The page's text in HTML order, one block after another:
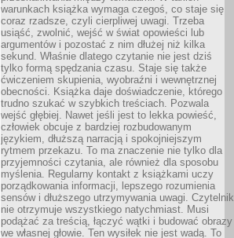
warunkach książka wymaga czegoś, co staje się
coraz rzadsze, czyli cierpliwej uwagi. Trzeba
usiąść, zwolnić, wejść w świat opowieści lub
argumentów i pozostać z nim dłużej niż kilka
sekund. Właśnie dlatego czytanie nie jest dziś
tylko formą spędzania czasu. Staje się także
ćwiczeniem skupienia, wyobraźni i wewnętrznej
obecności. Książka daje doświadczenie, którego
trudno szukać w szybkich treściach. Pozwala
wejść głębiej. Nawet jeśli jest to lekka powieść,
człowiek obcuje z bardziej rozbudowanym
językiem, dłuższą narracją i spokojniejszym
rytmem przekazu. To ma znaczenie nie tylko dla
przyjemności czytania, ale również dla sposobu
myślenia. Regularny kontakt z książkami uczy
porządkowania informacji, lepszego rozumienia
sensów i dłuższego utrzymywania uwagi. Czytelnik
nie otrzymuje wszystkiego natychmiast. Musi
podążać za treścią, łączyć wątki i budować obrazy
we własnej głowie. Ten wysiłek nie jest wadą. To